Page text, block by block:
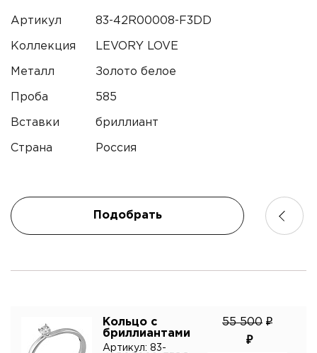
Артикул 83-42R00008-F3DD
Коллекция LEVORY LOVE
Металл Золото белое
Проба 585
Вставки бриллиант
Страна Россия
Подобрать
Кольцо с
бриллиантами
Артикул: 83-
55 500
Имя*
Контактный телефон*
Электронная почта
Имя